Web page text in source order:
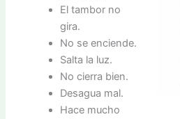
El tambor no
gira.
No se enciende.
Salta la luz.
No cierra bien.
Desagua mal.
Hace mucho